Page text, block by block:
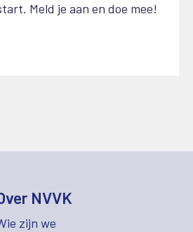
Meld je aan en doe mee!
NVVK
zijn we